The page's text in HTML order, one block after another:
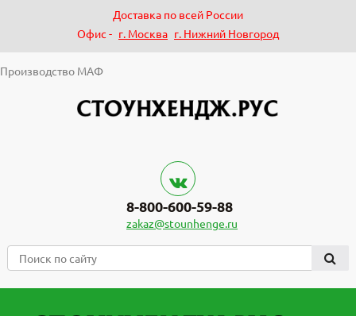
Доставка по всей России
Офис - г. Москва г. Нижний Новгород
Производство МАФ
8-800-600-59-88
zakaz@stounhenge.ru